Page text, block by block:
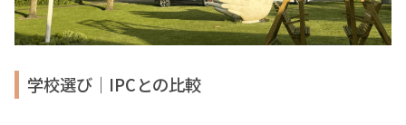
学校選び｜IPCとの比較